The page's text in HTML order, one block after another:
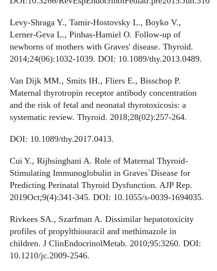
Levy-Shraga Y., Tamir-Hostovsky L., Boyko V.,
Lerner-Geva L., Pinhas-Hamiel O. Follow-up of
newborns of mothers with Graves' disease. Thyroid.
2014;24(06):1032-1039. DOI: 10.1089/thy.2013.0489.
Van Dijk MM., Smits IH., Fliers E., Bisschop P.
Maternal thyrotropin receptor antibody concentration
and the risk of fetal and neonatal thyrotoxicosis: a
systematic review. Thyroid. 2018;28(02):257-264.
DOI: 10.1089/thy.2017.0413.
Cui Y., Rijhsinghani A. Role of Maternal Thyroid-
Stimulating Immunoglobulin in Graves`Disease for
Predicting Perinatal Thyroid Dysfunction. AJP Rep.
2019Oct;9(4):341-345. DOI: 10.1055/s-0039-1694035.
Rivkees SA., Szarfman A. Dissimilar hepatotoxicity
profiles of propylthiouracil and methimazole in
children. J ClinEndocrinolMetab. 2010;95:3260. DOI:
10.1210/jc.2009-2546.